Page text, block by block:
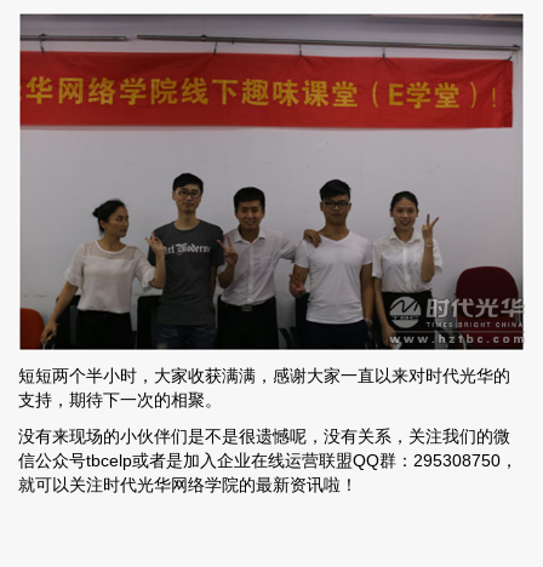
短短两个半小时，大家收获满满，感谢大家一直以来对时代光华的
支持，期待下一次的相聚。
没有来现场的小伙伴们是不是很遗憾呢，没有关系，关注我们的微
信公众号tbcelp或者是加入企业在线运营联盟QQ群：295308750，
就可以关注时代光华网络学院的最新资讯啦！